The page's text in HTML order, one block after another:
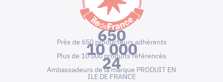
650
Près de 650 producteurs adhérents
10 000
Plus de 10 000 produits référencés
24
Ambassadeurs de la marque PRODUIT EN
ILE DE FRANCE